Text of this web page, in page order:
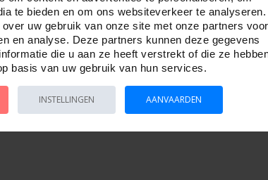
te bieden en om ons websiteverkeer te analyseren.
uw gebruik van onze site met onze partners voor
en analyse. Deze partners kunnen deze gegevens
die u aan ze heeft verstrekt of die ze
basis van uw gebruik van hun services.
INSTELLINGEN AANVAARDEN